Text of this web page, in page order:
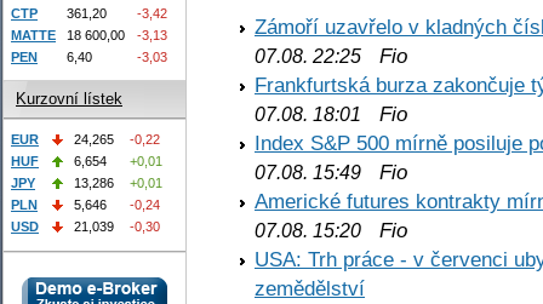
Zámoří uzavřelo v kladných
07.08. 22:25 Fio
Frankfurtská burza zakončuje
07.08. 18:01
Fio
Index S&P 500 mírně posiluje
07.08. 15:49 Fio
Americké futures kontrakty
07.08. 15:20 Fio
USA: Trh práce - v červenci
zemědělství
CTP
361,20
-3,42
MATTE
18 600,00
-3,13
PEN
6,40 -3,03
Kurzovní lístek
EUR 24,265
-0,22
HUF
6,654
+0,01
JPY
13,286
+0,01
PLN
5,646
-0,24
USD
21,039 -0,30